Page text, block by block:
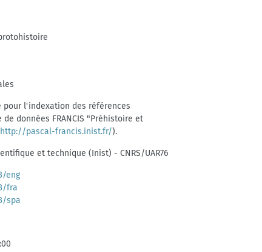
l'indexation des références
données FRANCIS "Préhistoire et
http://pascal-francis.inist.fr/).
et technique (Inist) - CNRS/UAR76
eng
fra
spa